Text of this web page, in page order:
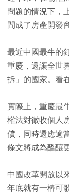
問題的情況下，
間成了房產開發
最近中國最牛的
重慶，還讓全世
拆」的國家。看
實際上，重慶最
權法對徵收個人
償，同時還應適
條文將成為醞釀
中國改革開放以
年底就有一樁可